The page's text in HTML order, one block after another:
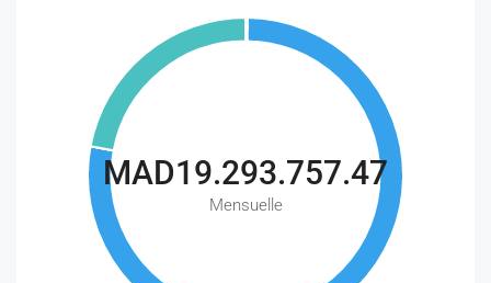
MAD19.293.757.47
Mensuelle